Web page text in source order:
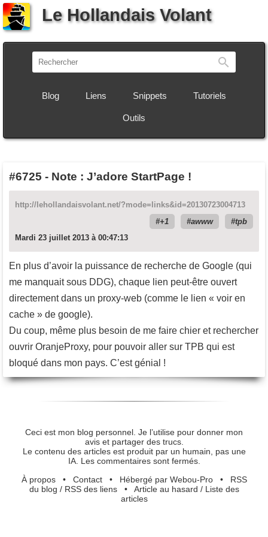
Le Hollandais Volant
Blog Liens Snippets Tutoriels
Outils
#6725 - Note : J’adore StartPage !
http://lehollandaisvolant.net/?mode=links&id=20130723004713
+1
awww
tpb
Mardi 23 juillet 2013 à 00:47:13
En plus d’avoir la puissance de recherche de Google (qui
me manquait sous DDG), chaque lien peut-être ouvert
directement dans un proxy-web (comme le lien « voir en
cache » de google).
Du coup, même plus besoin de me faire chier et rechercher
ouvrir OranjeProxy, pour pouvoir aller sur TPB qui est
bloqué dans mon pays. C’est génial !
Ceci est mon blog personnel. Je l’utilise pour donner mon
avis et partager des trucs.
Le contenu des articles est produit par un humain, pas une
IA. Les commentaires sont fermés.
À propos• Contact• Hébergé par Webou-Pro• RSS
du blog / RSS des liens• Article au hasard / Liste des
articles